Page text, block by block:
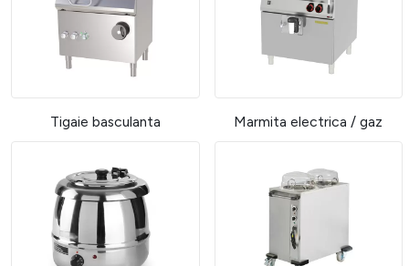
Tigaie basculanta Marmita electrica / gaz